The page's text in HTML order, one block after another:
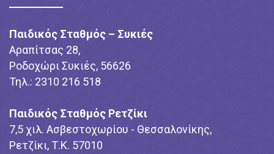
Παιδικός Σταθμός – Συκιές
Αραπίτσας 28,
Ροδοχώρι Συκιές, 56626
Τηλ.: 2310 216 518
Παιδικός Σταθμός Ρετζίκι
7,5 χιλ. Ασβεστοχωρίου - Θεσσαλονίκης,
Ρετζίκι, Τ.Κ. 57010